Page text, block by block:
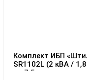
Комплект ИБП
SR1102L (2 кВА /
на 7,5 ч